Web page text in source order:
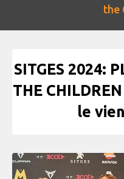
the
SITGES 2024:
THE
le